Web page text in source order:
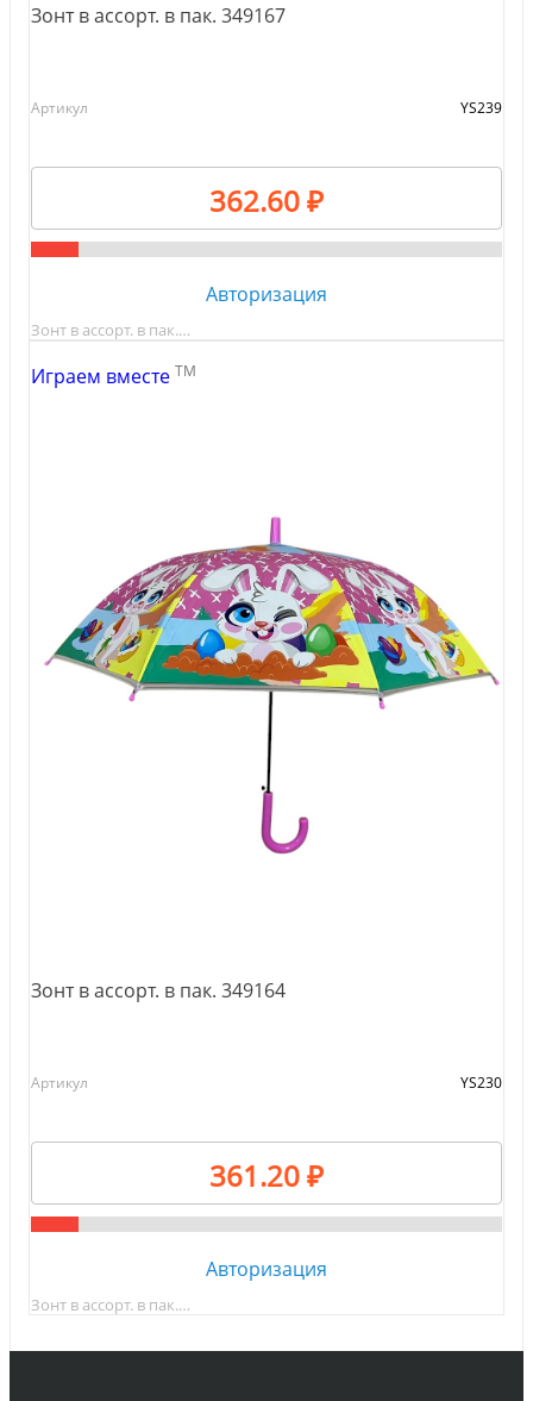
Зонт в ассорт. в пак. 349167
Артикул YS239
362.60 ₽
Авторизация
Зонт в ассорт. в пак.…
Играем вместе TM
Зонт в ассорт. в пак. 349164
Артикул YS230
361.20 ₽
Авторизация
Зонт в ассорт. в пак.…